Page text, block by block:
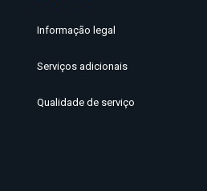
Informação legal
Serviços adicionais
Qualidade de serviço